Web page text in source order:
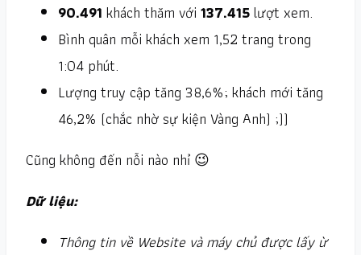
90.491 khách thăm với 137.415lượt xem.
Bình quân mỗi khách xem 1,52 trang trong
1:04 phút.
Lượng truy cập tăng 38,6%; khách mới tăng
46,2% (chắc nhờ sự kiện Vàng Anh) ;))
Cũng không đến nỗi nào nhỉ 😉
Dữ liệu:
Thông tin về Website và máy chủ được lấy ừ